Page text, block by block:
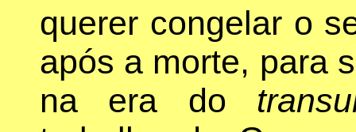
querer congelar o
após a morte, para
na era do